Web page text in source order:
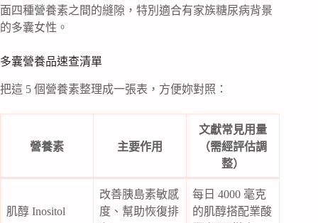
面四種營養素之間的縫隙，特別適合有家族糖尿病背景
的多囊女性。
多囊營養品速查清單
把這 5 個營養素整理成一張表，方便妳對照：
營養素 主要作用
文獻常見用量
（需經評估調
整）
肌醇 Inositol
改善胰島素敏感
度、幫助恢復排
每日 4000 毫克
的肌醇搭配業酸